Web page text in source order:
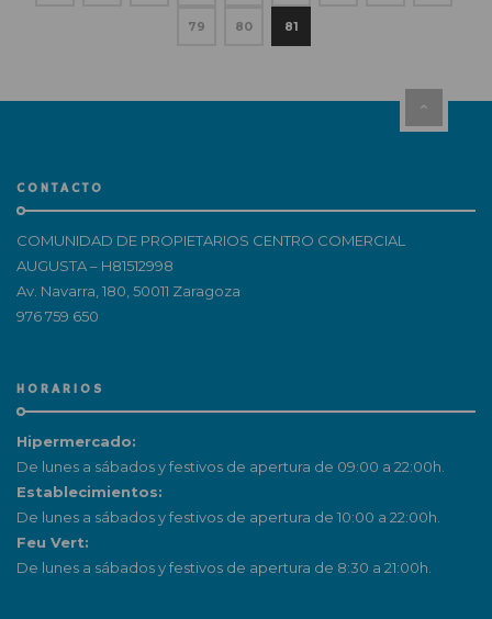
79 80 81
CONTACTO
COMUNIDAD DE PROPIETARIOS CENTRO COMERCIAL
AUGUSTA – H81512998
Av. Navarra, 180, 50011 Zaragoza
976 759 650
HORARIOS
Hipermercado:
De lunes a sábados y festivos de apertura de 09:00 a 22:00h.
Establecimientos:
De lunes a sábados y festivos de apertura de 10:00 a 22:00h.
Feu Vert:
De lunes a sábados y festivos de apertura de 8:30 a 21:00h.